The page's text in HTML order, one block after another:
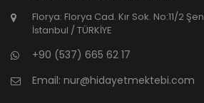
Florya: Florya Cad. Kır Sok. No:11/2
İstanbul / TÜRKİYE
+90 (537) 665 62 17
Email: nur@hidayetmektebi.com